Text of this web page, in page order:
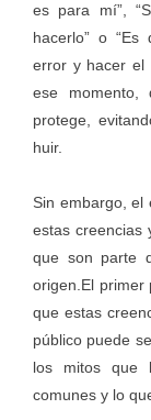
es para mí”,
hacerlo” o “Es
error y hacer el
ese
protege,
huir.
Sin embargo, el
estas creencias
que son parte
origen.El primer
que estas
público puede
los mitos que
comunes y lo